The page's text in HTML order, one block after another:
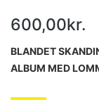
600,00kr.
BLANDET
ALBUM MED